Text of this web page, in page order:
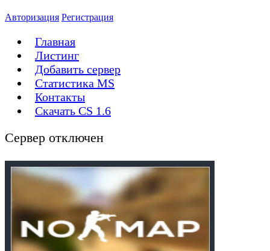
Авторизация Регистрация
Главная
Листинг
Добавить сервер
Статистика MS
Контакты
Скачать CS 1.6
Сервер отключен